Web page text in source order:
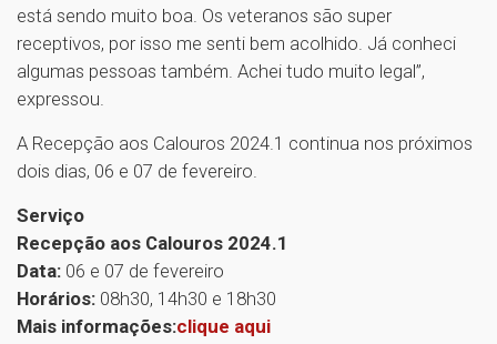
está sendo muito boa. Os veteranos são super
receptivos, por isso me senti bem acolhido. Já conheci
algumas pessoas também. Achei tudo muito legal”,
expressou.
A Recepção aos Calouros 2024.1 continua nos próximos
dois dias, 06 e 07 de fevereiro.
Serviço
Recepção aos Calouros 2024.1
Data: 06 e 07 de fevereiro
Horários: 08h30, 14h30 e 18h30
Mais informações:clique aqui
1